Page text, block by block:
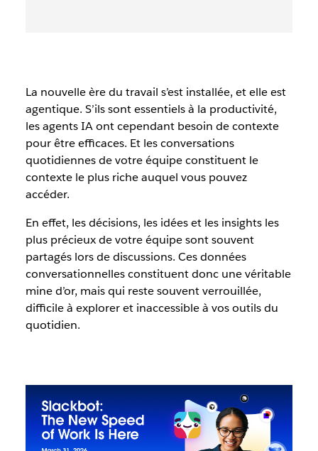
La nouvelle ère du travail s’est installée, et elle est
agentique. S’ils sont essentiels à la productivité,
les agents IA ont cependant besoin de contexte
pour être efficaces. Et les conversations
quotidiennes de votre équipe constituent le
contexte le plus riche auquel vous pouvez
accéder.
En effet, les décisions, les idées et les insights les
plus précieux de votre équipe sont souvent
partagés lors de discussions. Ces données
conversationnelles constituent donc une véritable
mine d’or, mais qui reste souvent verrouillée,
difficile à explorer et inaccessible à vos outils du
quotidien.